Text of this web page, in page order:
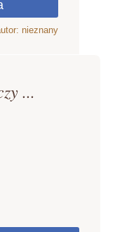
nieznany
...